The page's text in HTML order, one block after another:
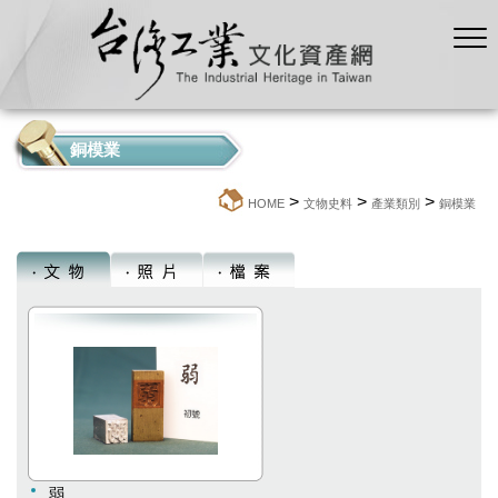
銅模業
HOME > 文物史料 > 產業類別 > 銅模業
弱